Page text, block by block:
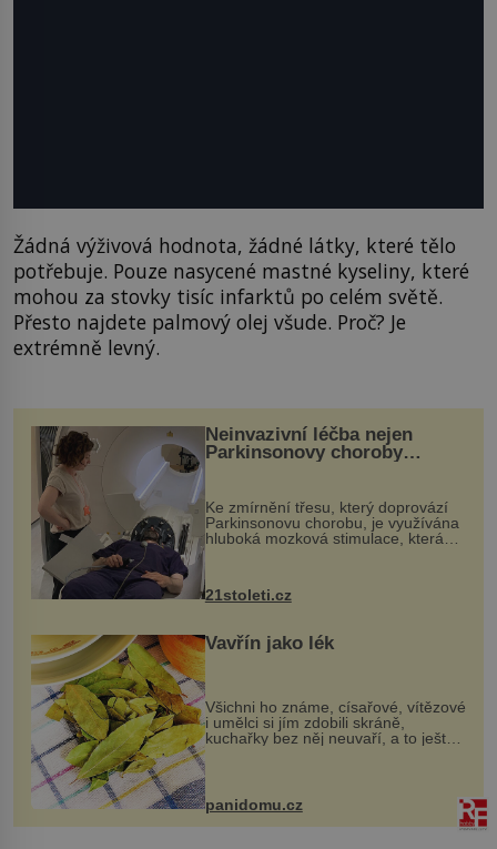
Žádná výživová hodnota, žádné látky, které tělo
potřebuje. Pouze nasycené mastné kyseliny, které
mohou za stovky tisíc infarktů po celém světě.
Přesto najdete palmový olej všude. Proč? Je
extrémně levný.
Neinvazivní léčba nejen
Parkinsonovy choroby
Ke zmírnění třesu, který doprovází
Parkinsonovu chorobu, je využívána
hluboká mozková stimulace, která
však vyžaduje vysoce invazivní
zákrok. Ultrazvuk zase není vhodný
k dostatečně přesnému zacílení ...
21stoleti.cz
Vavřín jako lék
Všichni ho známe, císařové, vítězové
i umělci si jím zdobili skráně,
kuchařky bez něj neuvaří, a to ještě
nevíte, že bobkový list může výrazně
zmírnit některé naše neduhy.
Obsahuje v malém množství ně...
panidomu.cz